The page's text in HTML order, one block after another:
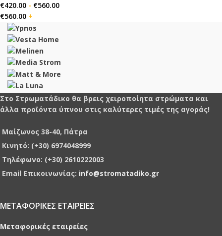
€420.00 - €560.00
€560.00 +
Στο Στρωματάδικο θα βρεις χειροποίητα στρώματα και
άλλα προϊόντα ύπνου στις καλύτερες τιμές της αγοράς!
Μαίζωνος 38-40, Πάτρα
Κινητό: (+30) 6974048999
Τηλέφωνο: (+30) 2610222003
Email Επικοινωνίας: info@stromatadiko.gr
ΜΕΤΑΦΟΡΙΚΕΣ ΕΤΑΙΡΕΙΕΣ
Μεταφορικές εταιρείες